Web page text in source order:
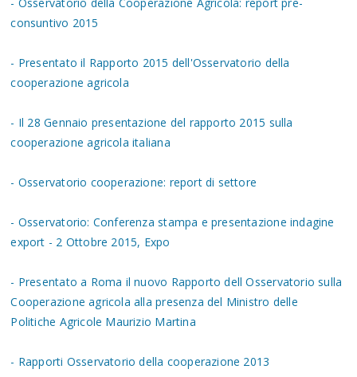
- Osservatorio della Cooperazione Agricola: report pre-
consuntivo 2015
- Presentato il Rapporto 2015 dell'Osservatorio della
cooperazione agricola
- Il 28 Gennaio presentazione del rapporto 2015 sulla
cooperazione agricola italiana
- Osservatorio cooperazione: report di settore
- Osservatorio: Conferenza stampa e presentazione indagine
export - 2 Ottobre 2015, Expo
- Presentato a Roma il nuovo Rapporto dell Osservatorio sulla
Cooperazione agricola alla presenza del Ministro delle
Politiche Agricole Maurizio Martina
- Rapporti Osservatorio della cooperazione 2013